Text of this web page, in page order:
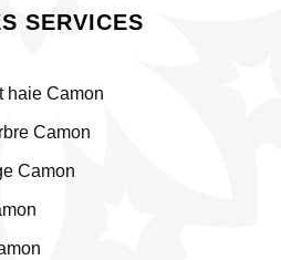
SERVICES
haie Camon
Camon
Camon